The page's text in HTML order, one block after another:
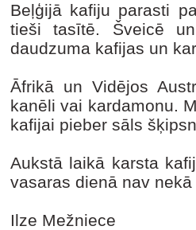
Beļģijā kafiju parasti
tieši tasītē. Šveicē
daudzuma kafijas un
Āfrikā un Vidējos
kanēli vai kardamonu.
kafijai pieber sāls
Aukstā laikā karsta
vasaras dienā nav
Ilze Mežniece